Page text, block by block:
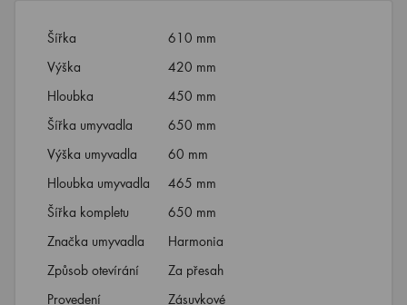
Šířka
610 mm
Výška
420 mm
Hloubka
450 mm
Šířka umyvadla
650 mm
Výška umyvadla
60 mm
Hloubka umyvadla
465 mm
Šířka kompletu
650 mm
Značka umyvadla
Harmonia
Způsob otevírání
Za přesah
Provedení
Zásuvkové